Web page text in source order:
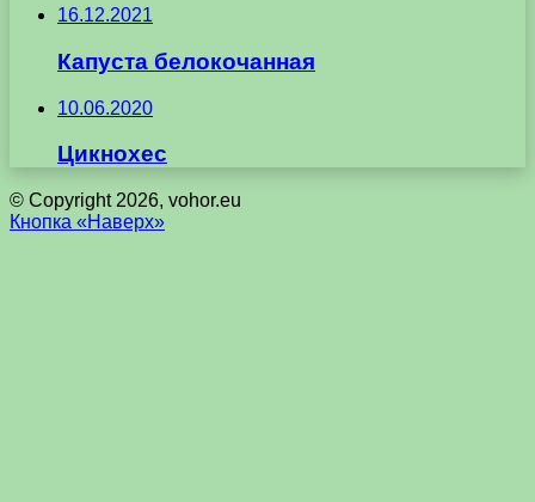
16.12.2021
Капуста белокочанная
10.06.2020
Цикнохес
© Copyright 2026, vohor.eu
Кнопка «Наверх»